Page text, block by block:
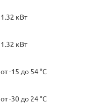
1.32 кВт
1.32 кВт
от -15 до 54 °C
от -30 до 24 °C